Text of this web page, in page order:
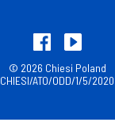
© 2026 Chiesi Poland
CHIESI/ATO/ODD/1/5/2020